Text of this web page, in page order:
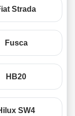
Strada
Fusca
HB20
SW4